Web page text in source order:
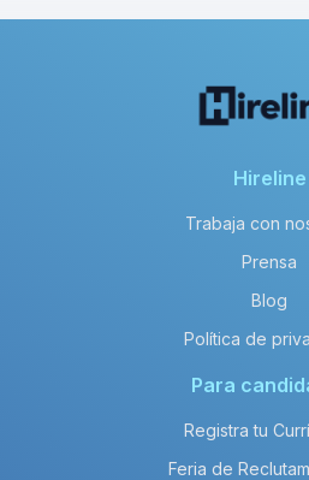
Hireline
Trabaja con
Prensa
Blog
Política de
Para
Registra tu
Feria de